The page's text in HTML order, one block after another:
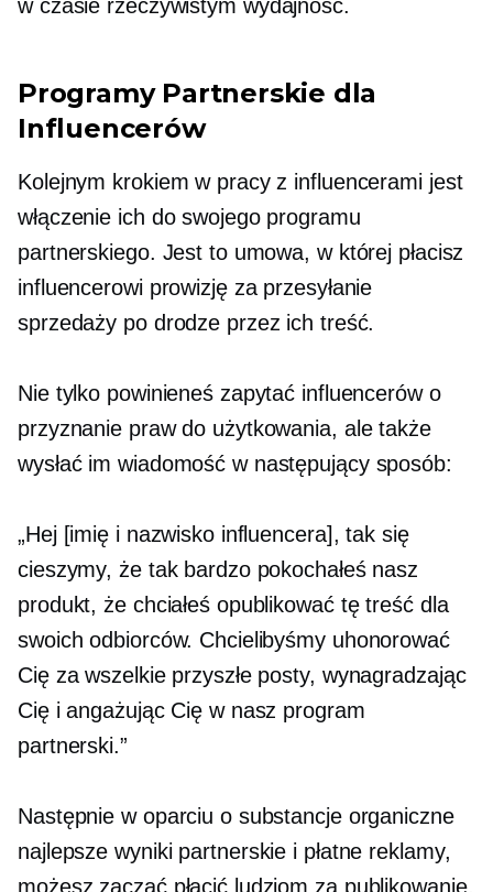
w czasie rzeczywistym wydajność.
Programy Partnerskie dla
Influencerów
Kolejnym krokiem w pracy z influencerami jest
włączenie ich do swojego programu
partnerskiego. Jest to umowa, w której płacisz
influencerowi prowizję za przesyłanie
sprzedaży po drodze przez ich treść.
Nie tylko powinieneś zapytać influencerów o
przyznanie praw do użytkowania, ale także
wysłać im wiadomość w następujący sposób:
„Hej [imię i nazwisko influencera], tak się
cieszymy, że tak bardzo pokochałeś nasz
produkt, że chciałeś opublikować tę treść dla
swoich odbiorców. Chcielibyśmy uhonorować
Cię za wszelkie przyszłe posty, wynagradzając
Cię i angażując Cię w nasz program
partnerski.”
Następnie w oparciu o substancje organiczne
najlepsze wynikipartnerskie i płatne reklamy,
możesz zacząć płacić ludziom za publikowanie.